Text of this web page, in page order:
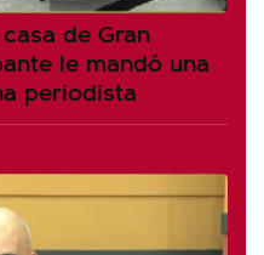
de Gran
le mandó una
periodista